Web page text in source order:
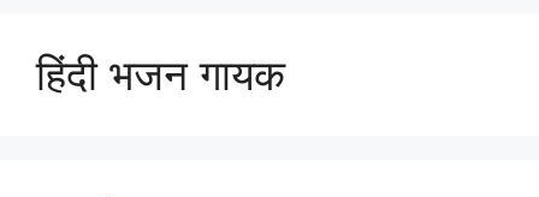
हिंदी भजन गायक